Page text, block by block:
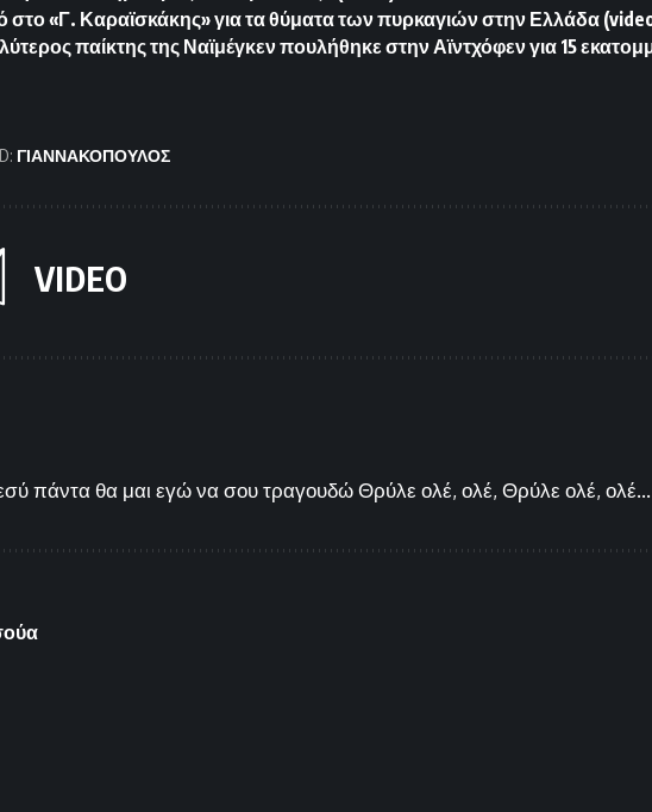
στο «Γ. Καραϊσκάκης» για τα θύματα των πυρκαγιών στην Ελλάδα
παίκτης της Ναϊμέγκεν πουλήθηκε στην Αϊντχόφεν για 15
ΓΙΑΝΝΑΚΟΠΟΥΛΟΣ
VIDEO
πάντα θα μαι εγώ να σου τραγουδώ Θρύλε ολέ, ολέ, Θρύλε ολέ, ολέ...